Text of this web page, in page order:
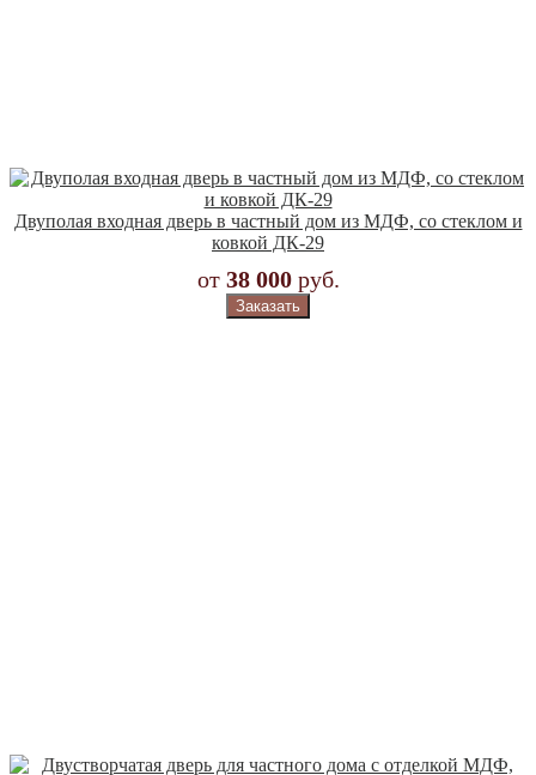
Двуполая входная дверь в частный дом из МДФ, со стеклом и
ковкой ДК-29
от 38 000 руб.
Заказать